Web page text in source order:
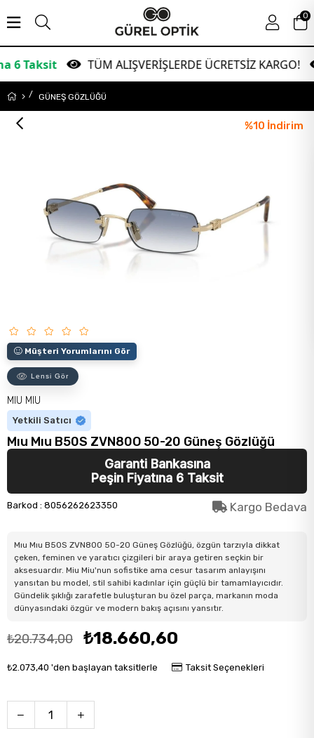
TÜM ALIŞVERİŞLERDE ÜCRETSİZ KARGO!
0
GÜNEŞ GÖZLÜĞÜ
%10 İndirim
Müşteri Yorumlarını Gör
Lensi Gör
MIU MIU
Yetkili Satıcı
Mıu Mıu B50S ZVN80O 50-20 Güneş Gözlüğü
Garanti Bankasına
Peşin Fiyatına 6 Taksit
Barkod : 8056262623350 Kargo Bedava
Mıu Mıu B50S ZVN80O 50-20 Güneş Gözlüğü, özgün tarzıyla dikkat
çeken, feminen ve yaratıcı çizgileri bir araya getiren seçkin bir
aksesuardır. Miu Miu'nun sofistike ama cesur tasarım anlayışını
yansıtan bu model, stil sahibi kadınlar için güçlü bir tamamlayıcıdır.
Gündelik şıklığı zarafetle buluşturan bu özel parça, markanın moda
dünyasındaki özgür ve modern bakış açısını yansıtır.
₺20.734,00 ₺18.660,60
₺2.073,40 'den başlayan taksitlerle Taksit Seçenekleri